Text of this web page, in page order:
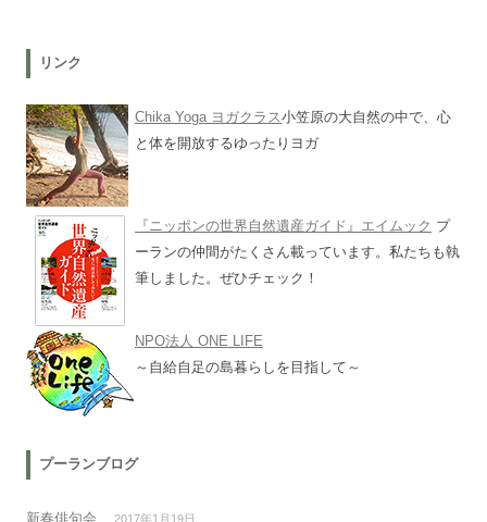
リンク
Chika Yoga ヨガクラス小笠原の大自然の中で、心
と体を開放するゆったりヨガ
『ニッポンの世界自然遺産ガイド』エイムック プ
ーランの仲間がたくさん載っています。私たちも執
筆しました。ぜひチェック！
NPO法人 ONE LIFE
～自給自足の島暮らしを目指して～
プーランブログ
新春俳句会 2017年1月19日